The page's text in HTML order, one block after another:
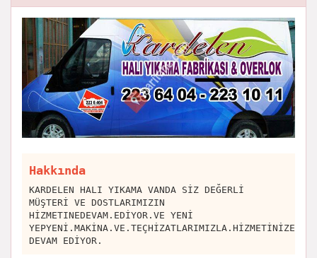
Hakkında
KARDELEN HALI YIKAMA VANDA SİZ DEĞERLİ
MÜŞTERİ VE DOSTLARIMIZIN
HİZMETINEDEVAM.EDİYOR.VE YENİ
YEPYENİ.MAKİNA.VE.TEÇHİZATLARIMIZLA.HİZMETİNİZE
DEVAM EDİYOR.